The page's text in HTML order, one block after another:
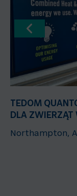
TEDOM
DLA ZWIERZĄT
Northampton,